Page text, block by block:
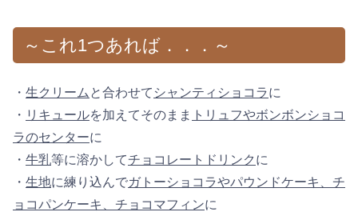
～これ1つあれば．．．～
・ 生クリーム と合わせて シャンティショコラに
・ リキュールを加えてそのまま トリュフやボンボンショコ
ラのセンターに
・ 牛乳等に溶かしてチョコレートドリンク に
・ 生地に練り込んでガトーショコラやパウンドケーキ、チ
ョコパンケーキ、チョコマフィンに